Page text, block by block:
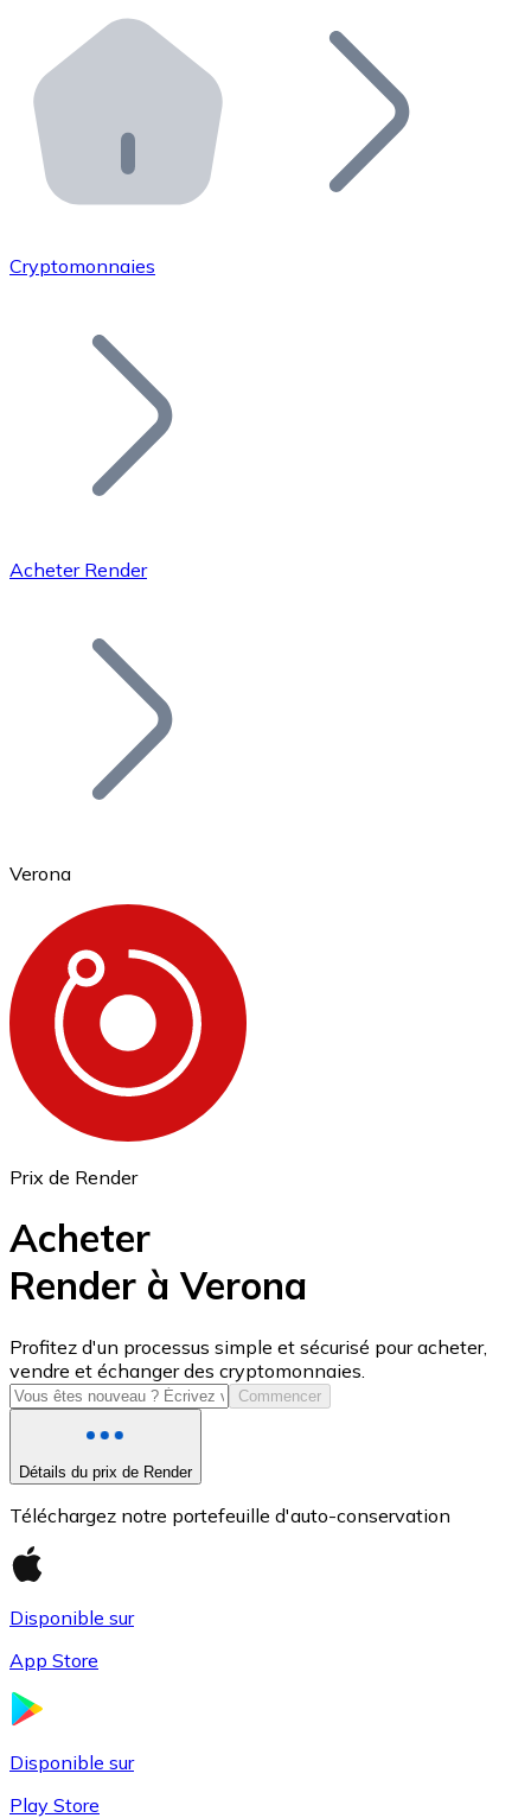
Distributeurs automatiques Bitnovo
Intégrez un ATM Bitnovo dans votre entreprise et
API Bitnovo
Intégrez notre API dans votre écosystème.
Rejoignez notre réseau de distributeurs et
Ajoutez le token de votre projet à notre service
Bitcoin
Ethereum
ETH
USD Coin
USDC
Cryptomonnaies
Acheter Render
Verona
Prix de Render
Acheter
Render à Verona
Profitez d'un processus simple et sécurisé pour acheter,
vendre et échanger des cryptomonnaies.
Commencer
Détails du prix de Render
Téléchargez notre portefeuille d'auto-conservation
Disponible sur
App Store
Disponible sur
Play Store